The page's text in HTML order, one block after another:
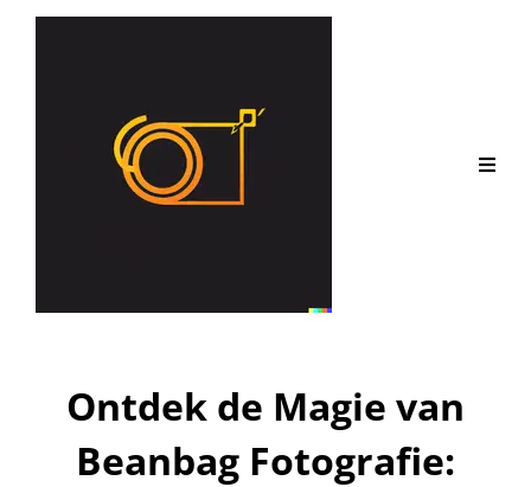
Ontdek de Magie van
Beanbag Fotografie: